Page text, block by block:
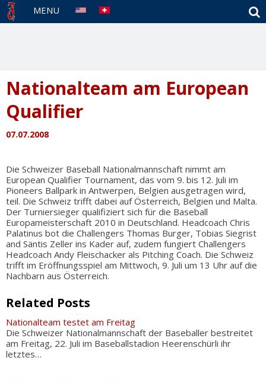
MENU
Nationalteam am European
Qualifier
07.07.2008
Die Schweizer Baseball Nationalmannschaft nimmt am
European Qualifier Tournament, das vom 9. bis 12. Juli im
Pioneers Ballpark in Antwerpen, Belgien ausgetragen wird,
teil. Die Schweiz trifft dabei auf Österreich, Belgien und Malta.
Der Turniersieger qualifiziert sich für die Baseball
Europameisterschaft 2010 in Deutschland. Headcoach Chris
Palatinus bot die Challengers Thomas Burger, Tobias Siegrist
and Säntis Zeller ins Kader auf, zudem fungiert Challengers
Headcoach Andy Fleischacker als Pitching Coach. Die Schweiz
trifft im Eröffnungsspiel am Mittwoch, 9. Juli um 13 Uhr auf die
Nachbarn aus Österreich.
Related Posts
Nationalteam testet am Freitag
Die Schweizer Nationalmannschaft der Baseballer bestreitet
am Freitag, 22. Juli im Baseballstadion Heerenschürli ihr
letztes…